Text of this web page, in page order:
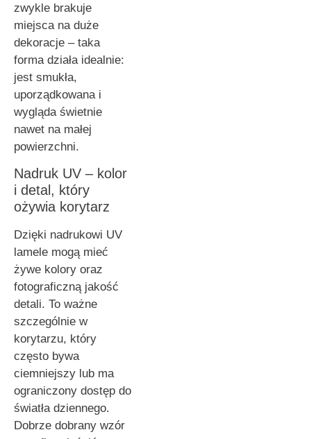
zwykle brakuje
miejsca na duże
dekoracje – taka
forma działa idealnie:
jest smukła,
uporządkowana i
wygląda świetnie
nawet na małej
powierzchni.
Nadruk UV – kolor
i detal, który
ożywia korytarz
Dzięki nadrukowi UV
lamele mogą mieć
żywe kolory oraz
fotograficzną jakość
detali. To ważne
szczególnie w
korytarzu, który
często bywa
ciemniejszy lub ma
ograniczony dostęp do
światła dziennego.
Dobrze dobrany wzór